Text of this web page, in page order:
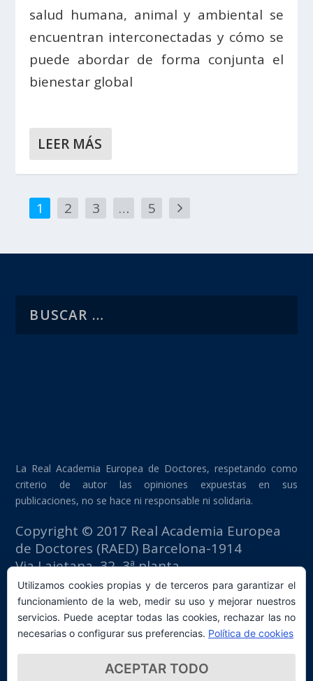
salud humana, animal y ambiental se
encuentran interconectadas y cómo se
puede abordar de forma conjunta el
bienestar global
LEER MÁS
1 2 3 … 5
La Real Academia Europea de Doctores, respetando como
criterio de autor las opiniones expuestas en sus
publicaciones, no se hace ni responsable ni solidaria.
Copyright © 2017 Real Academia Europea
de Doctores (RAED) Barcelona-1914
Via Laietana, 32, 3ª planta
Edificio Fomento del Trabajo
08003 Barcelona (España)
tlf: +34 93 667 40 54
secretaria@raed.academy
Contacto y suscripción Newsletter
Política de privacidad
Utilizamos cookies propias y de terceros para garantizar el
funcionamiento de la web, medir su uso y mejorar nuestros
servicios. Puede aceptar todas las cookies, rechazar las no
necesarias o configurar sus preferencias. Política de cookies
ACEPTAR TODO